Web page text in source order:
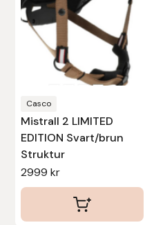
Casco
Mistrall 2 LIMITED
EDITION Svart/brun
Struktur
2999kr
olika
alternativen
produktsidan
Star
Stina Helmersson Bokförlag
Tear-Aid
Tekna
Tidningen Ridsport Island